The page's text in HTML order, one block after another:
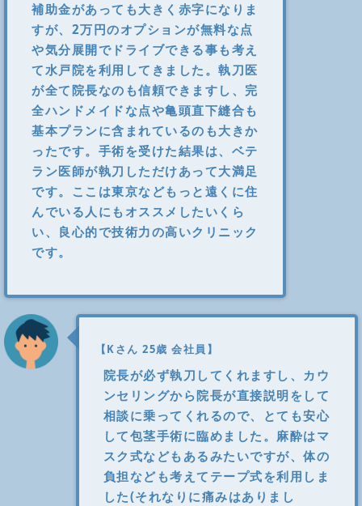
補助金があっても大きく赤字になりま
すが、2万円のオプションが無料な点
や気分展開でドライブできる事も考え
て水戸院を利用してきました。執刀医
が全て院長なのも信頼できますし、完
全ハンドメイドな点や亀頭直下縫合も
基本プランに含まれているのも大きか
ったです。手術を受けた結果は、ベテ
ラン医師が執刀しただけあって大満足
です。ここは東京などもっと遠くに住
んでいる人にもオススメしたいくら
い、良心的で技術力の高いクリニック
です。
【Kさん 25歳 会社員】
院長が必ず執刀してくれますし、カウ
ンセリングから院長が直接説明をして
相談に乗ってくれるので、とても安心
して包茎手術に臨めました。麻酔はマ
スク式などもあるみたいですが、体の
負担なども考えてテープ式を利用しま
した(それなりに痛みはありまし